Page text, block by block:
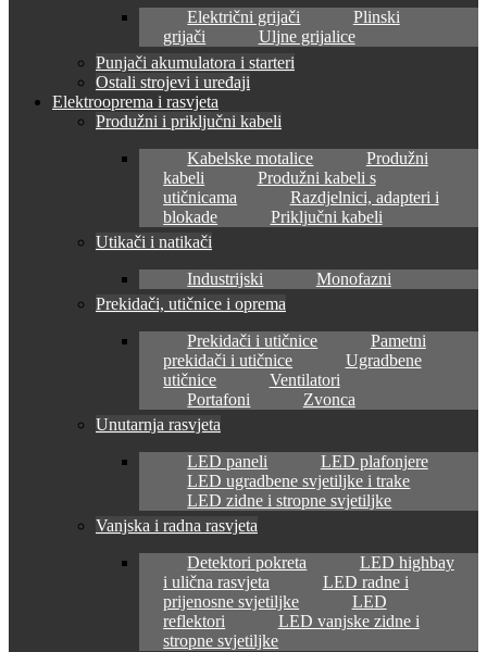
Električni grijači
Plinski
grijači
Uljne grijalice
Punjači akumulatora i starteri
Ostali strojevi i uređaji
Elektrooprema i rasvjeta
Produžni i priključni kabeli
Kabelske motalice
Produžni
kabeli
Produžni kabeli s
utičnicama
Razdjelnici, adapteri i
blokade
Priključni kabeli
Utikači i natikači
Industrijski
Monofazni
Prekidači, utičnice i oprema
Prekidači i utičnice
Pametni
prekidači i utičnice
Ugradbene
utičnice
Ventilatori
Portafoni
Zvonca
Unutarnja rasvjeta
LED paneli
LED plafonjere
LED ugradbene svjetiljke i trake
LED zidne i stropne svjetiljke
Vanjska i radna rasvjeta
Detektori pokreta
LED highbay
i ulična rasvjeta
LED radne i
prijenosne svjetiljke
LED
reflektori
LED vanjske zidne i
stropne svjetiljke